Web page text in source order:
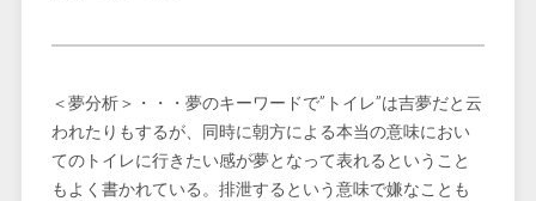
＜夢分析＞・・・夢のキーワードで”トイレ”は吉夢だと云
われたりもするが、同時に朝方による本当の意味におい
てのトイレに行きたい感が夢となって表れるということ
もよく書かれている。排泄するという意味で嫌なことも